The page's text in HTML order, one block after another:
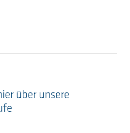
über unsere